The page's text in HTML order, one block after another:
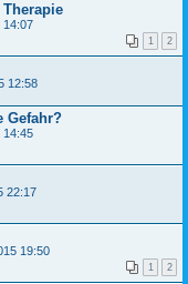
14:07
1 2
12:58
Gefahr?
14:45
22:17
19:50
1 2